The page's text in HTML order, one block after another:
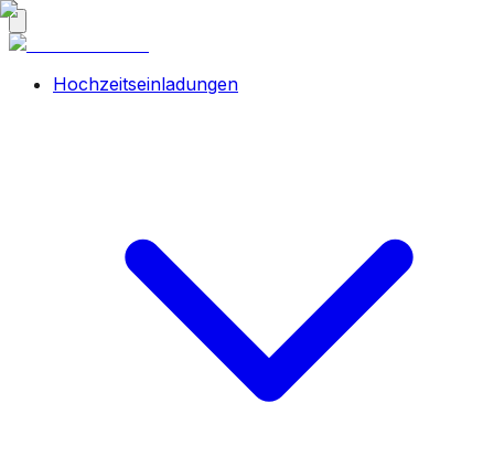
Hochzeitseinladungen